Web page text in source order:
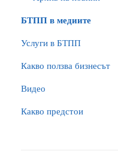
БTПП в медиите
Услуги в БТПП
Какво ползва бизнесът
Видео
Какво предстои